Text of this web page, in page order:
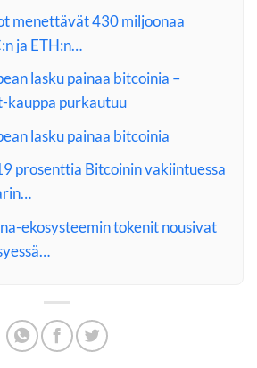
menettävät 430 miljoonaa
ja ETH:n…
lasku painaa bitcoinia –
kauppa purkautuu
lasku painaa bitcoinia
prosenttia Bitcoinin vakiintuessa
ekosysteemin tokenit nousivat